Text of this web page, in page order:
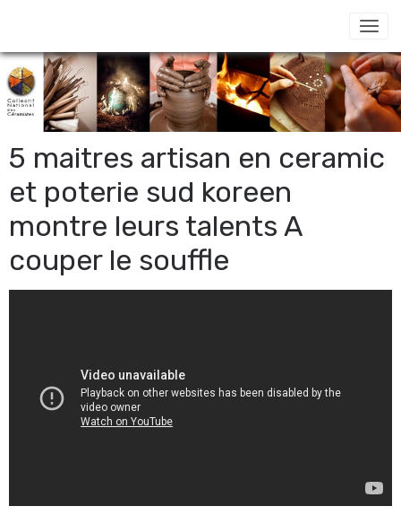
5 maitres artisan en ceramic
et poterie sud koreen
montre leurs talents A
couper le souffle